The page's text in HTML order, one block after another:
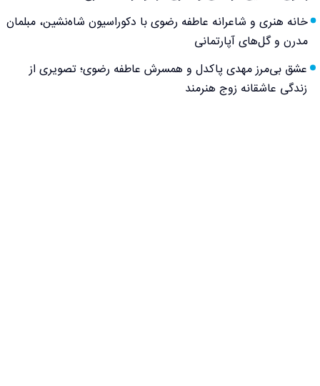
خانه هنری و شاعرانه عاطفه رضوی با دکوراسیون شاه‌نشین، مبلمان
مدرن و گل‌های آپارتمانی
عشق بی‌مرز مهدی پاکدل و همسرش عاطفه رضوی؛ تصویری از
زندگی عاشقانه زوج هنرمند